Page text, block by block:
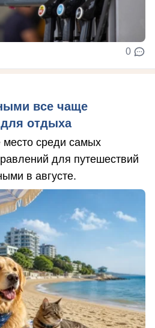
0
все чаще
отдыха
место среди самых
для путешествий
в августе.